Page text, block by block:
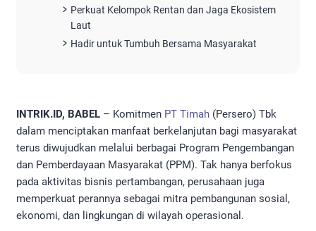
Perkuat Kelompok Rentan dan Jaga Ekosistem
Laut
Hadir untuk Tumbuh Bersama Masyarakat
INTRIK.ID, BABEL – Komitmen PT Timah (Persero) Tbk
dalam menciptakan manfaat berkelanjutan bagi masyarakat
terus diwujudkan melalui berbagai Program Pengembangan
dan Pemberdayaan Masyarakat (PPM). Tak hanya berfokus
pada aktivitas bisnis pertambangan, perusahaan juga
memperkuat perannya sebagai mitra pembangunan sosial,
ekonomi, dan lingkungan di wilayah operasional.